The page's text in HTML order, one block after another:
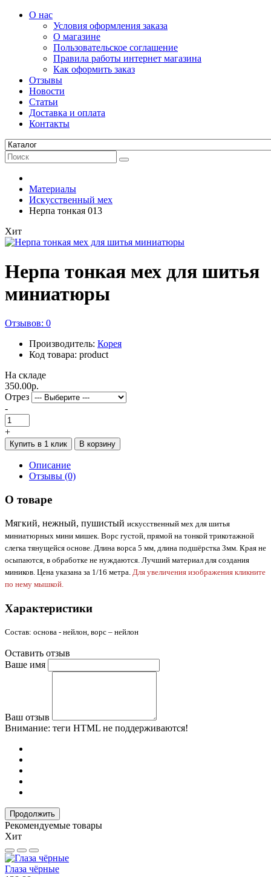
О нас
Условия оформления заказа
О магазине
Пользовательское соглашение
Правила работы интернет магазина
Как оформить заказ
Отзывы
Новости
Статьи
Доставка и оплата
Контакты
Материалы
Искусственный мех
Нерпа тонкая 013
Хит
Нерпа тонкая мех для шитья
миниатюры
Отзывов: 0
Производитель: Корея
Код товара: product
На складе
350.00р.
Отрез
-
+
Купить в 1 клик В корзину
Описание
Отзывы (0)
О товаре
Мягкий, нежный, пушистый искусственный мех для шитья
миниатюрных мини мишек. Ворс густой, прямой на тонкой трикотажной
слегка тянущейся основе. Длина ворса 5 мм, длина подшёрстка 3мм. Края не
осыпаются, в обработке не нуждаются. Лучший материал для создания
миников. Цена указана за 1/16 метра. Для увеличения изображения кликните
по нему мышкой.
Характеристики
Состав: основа - нейлон, ворс – нейлон
Оставить отзыв
Ваше имя
Ваш отзыв
Внимание: теги HTML не поддерживаются!
Продолжить
Рекомендуемые товары
Хит
Глаза чёрные